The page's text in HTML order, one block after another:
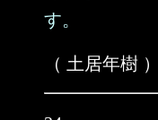
す。
（ 土居年樹 ）